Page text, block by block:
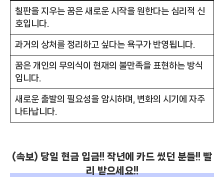
칠판을 지우는 꿈은 새로운 시작을 원한다는 심리적 신
호입니다.
과거의 상처를 정리하고 싶다는 욕구가 반영됩니다.
꿈은 개인의 무의식이 현재의 불만족을 표현하는 방식
입니다.
새로운 출발의 필요성을 암시하며, 변화의 시기에 자주
나타납니다.
(속보) 당일 현금 입금!! 작년에 카드 썼던 분들!! 빨
리 받으세요!!